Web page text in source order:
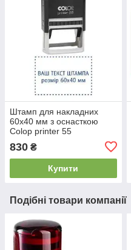
Штамп для накладних
60x40 мм з оснасткою
Colop printer 55
830 ₴
Купити
Подібні товари компанії